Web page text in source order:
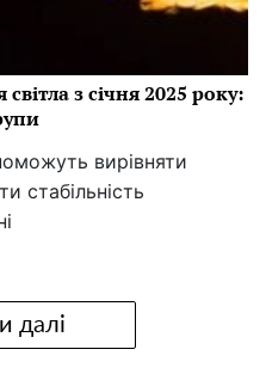
з січня 2025 року:
вирівняти
стабільність
далі